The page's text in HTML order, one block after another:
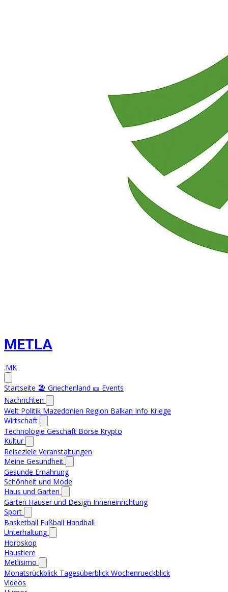
METLA
.MK
Startseite 🏖️ Griechenland 🎫 Events
Nachrichten
Welt Politik Mazedonien Region Balkan Info Kriege
Wirtschaft
Technologie Geschäft Börse Krypto
Kultur
Reiseziele Veranstaltungen
Meine Gesundheit
Gesunde Ernährung
Schönheit und Mode
Haus und Garten
Garten Häuser und Design Inneneinrichtung
Sport
Basketball Fußball Handball
Unterhaltung
Horoskop
Haustiere
Metlisimo
Monatsrückblick Tagesüberblick Wochenrueckblick
Videos